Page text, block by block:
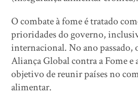
O combate à fome é tratado
prioridades do governo,
internacional. No ano passado,
Aliança Global contra a Fome e
objetivo de reunir países no
alimentar.